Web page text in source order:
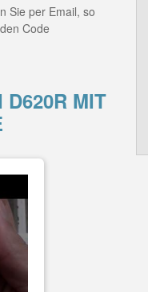
Sie per Email, so
Code
D620R MIT